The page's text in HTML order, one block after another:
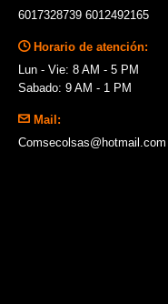
6017328739 6012492165
Horario de atención:
Lun - Vie: 8 AM - 5 PM
Sabado: 9 AM - 1 PM
Mail:
Comsecolsas@hotmail.com